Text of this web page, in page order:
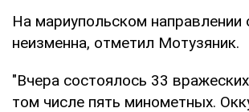
На мариупольском направлении
неизменна, отметил Мотузяник.
"Вчера состоялось 33
том числе пять минометных.